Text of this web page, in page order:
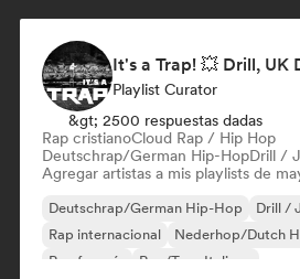
Playlist Curator
&gt; 2500 respuestas dadas
Rap cristianoCloud Rap / Hip Hop
Deutschrap/German Hip-HopDrill /
Agregar artistas a mis playlists de
Deutschrap/German Hip-Hop Drill /
Rap internacional
Nederhop/Dutch
Rap francés
Rap/Trap Italiano